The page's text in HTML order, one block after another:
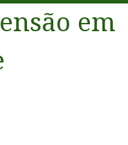
em